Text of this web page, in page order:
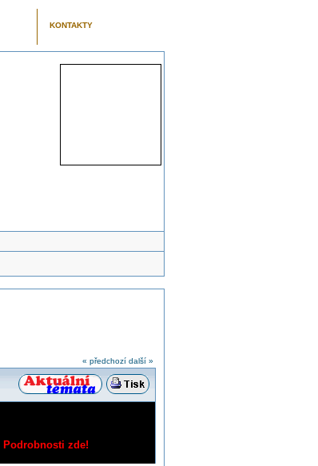
KONTAKTY
« předchozí další »
Podrobnosti zde!